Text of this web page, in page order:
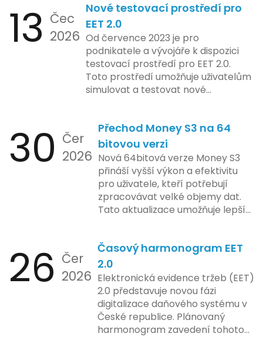
implementace funkce, která by
mohla porušovat určité zákonné
limity na ochranu osobních údajů.
Tato technologie se zaměřuje na
pokročilé sledování uživatelských
aktivit, což vyvolalo obavy ohledně
soukromí a ochrany dat uživatelů.
bezpečnost a ochranu spotřebitelů,
regulační orgány různých zemí jsou
na pozoru a sledují vývoj celého
případu velmi bedlivě. Vedení
společnosti zatím neposkytlo
podrobnější informace o
konkrétních záměrech či časové
ose zavedení této technologie.
13 Čec
2026
Nové testovací prostředí pro
EET 2.0
Od července 2023 je pro
podnikatele a vývojáře k dispozici
testovací prostředí pro EET 2.0.
Toto prostředí umožňuje uživatelům
simulovat a testovat nové
kontrolovaném prostředí. Uživatelé
mají možnost předem se seznámit s
aktualizacemi, a tím lépe připravit
své systémy na oficiální zavedení
nového systému.
30 Čer
2026
Přechod Money S3 na 64
bitovou verzi
Nová 64bitová verze Money S3
přináší vyšší výkon a efektivitu
pro uživatele, kteří potřebují
zpracovávat velké objemy dat.
Tato aktualizace umožňuje lepší
podniky s náročnými účetními
procesy.
26 Čer
2026
Časový harmonogram EET
2.0
Elektronická evidence tržeb (EET)
2.0 představuje novou fázi
digitalizace daňového systému v
České republice. Plánovaný
harmonogram zavedení tohoto